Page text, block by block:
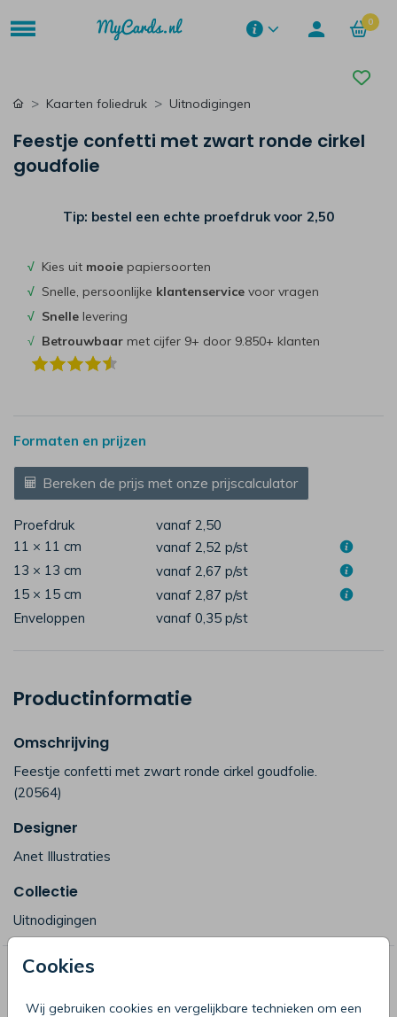
0
Cookies
Wij gebruiken cookies en vergelijkbare technieken om een
Kaarten foliedruk Uitnodigingen
Feestje confetti met zwart ronde cirkel
goudfolie
Tip: bestel een echte proefdruk voor 2,50
√ Kies uit mooie papiersoorten
√ Snelle, persoonlijke klantenservice voor vragen
√ Snelle levering
√ Betrouwbaar met cijfer 9+ door 9.850+ klanten
Formaten en prijzen
Bereken de prijs met onze prijscalculator
Proefdruk
vanaf 2,50
11 × 11 cm
vanaf 2,52 p/st
13 × 13 cm
vanaf 2,67 p/st
15 × 15 cm
vanaf 2,87 p/st
Enveloppen
vanaf 0,35 p/st
Productinformatie
Omschrijving
Feestje confetti met zwart ronde cirkel goudfolie.
(20564)
Designer
Anet Illustraties
Collectie
Uitnodigingen
Deze producten zijn wellicht ook iets
voor je